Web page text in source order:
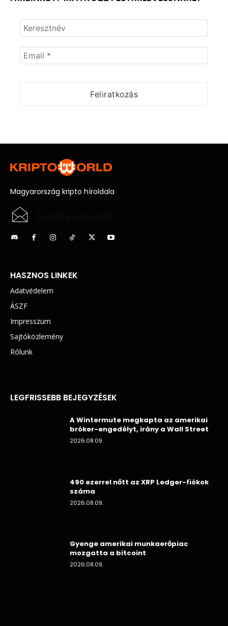
Magyarország kripto híroldala
HASZNOS LINKEK
Adatvédelem
ÁSZF
Impresszum
Sajtóközlemény
Rólunk
LEGFRISSEBB BEJEGYZÉSEK
A Wintermute megkapta az amerikai
bróker-engedélyt, irány a Wall Street
2026.08.09.
490 ezerrel nőtt az XRP Ledger-fiókok
száma
2026.08.09.
Gyenge amerikai munkaerőpiac
mozgatta a bitcoint
2026.08.09.